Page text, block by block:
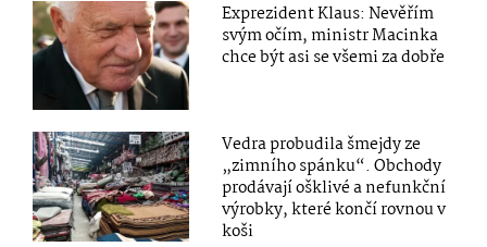
Exprezident Klaus: Nevěřím
svým očím, ministr Macinka
chce být asi se všemi za dobře
Vedra probudila šmejdy ze
„zimního spánku“. Obchody
prodávají ošklivé a nefunkční
výrobky, které končí rovnou v
koši